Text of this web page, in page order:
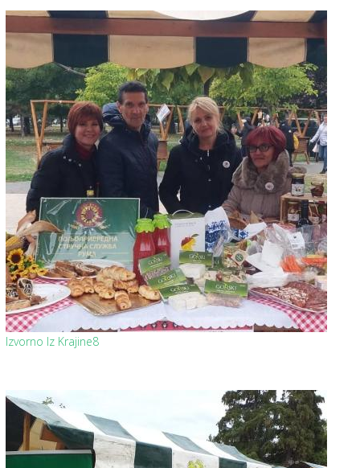
Izvorno Iz Krajine8